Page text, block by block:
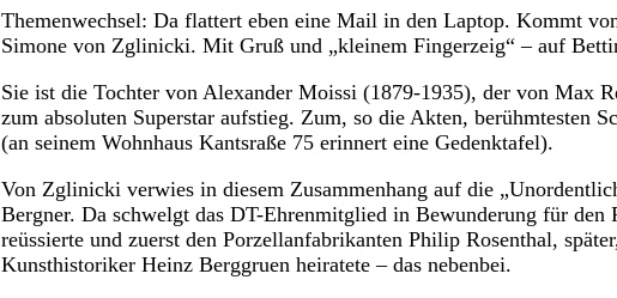
Themenwechsel: Da flattert eben eine Mail in den Laptop. Kommt
Simone von Zglinicki. Mit Gruß und „kleinem Fingerzeig“ – auf
Sie ist die Tochter von Alexander Moissi (1879-1935), der von Max
zum absoluten Superstar aufstieg. Zum, so die Akten, berühmtesten
(an seinem Wohnhaus Kantsraße 75 erinnert eine Gedenktafel).
Von Zglinicki verwies in diesem Zusammenhang auf die
Bergner. Da schwelgt das DT-Ehrenmitglied in Bewunderung für
reüssierte und zuerst den Porzellanfabrikanten Philip Rosenthal,
Kunsthistoriker Heinz Berggruen heiratete – das nebenbei.